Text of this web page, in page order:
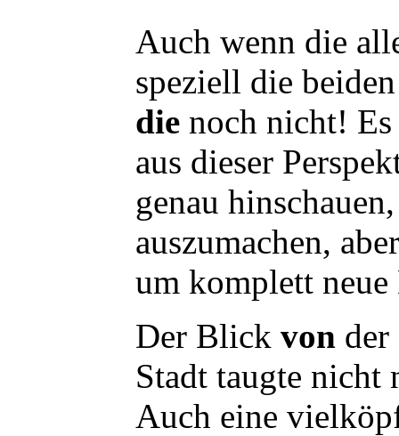
Auch wenn die
speziell die
die noch nicht!
aus dieser
genau
auszumachen,
um komplett
Der Blick von
Stadt taugte
Auch eine